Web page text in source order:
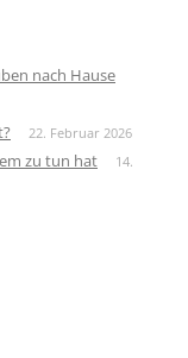
nach Hause
22. Februar 2026
zu tun hat
14.